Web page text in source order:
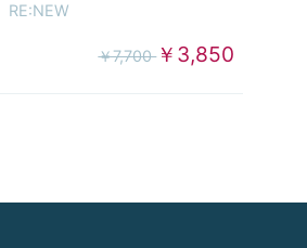
RE:NEW
￥7,700￥3,850